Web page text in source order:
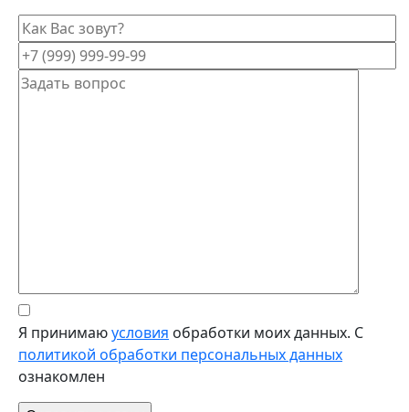
Я принимаюусловия обработки моих данных. С
политикой обработки персональных данных
ознакомлен